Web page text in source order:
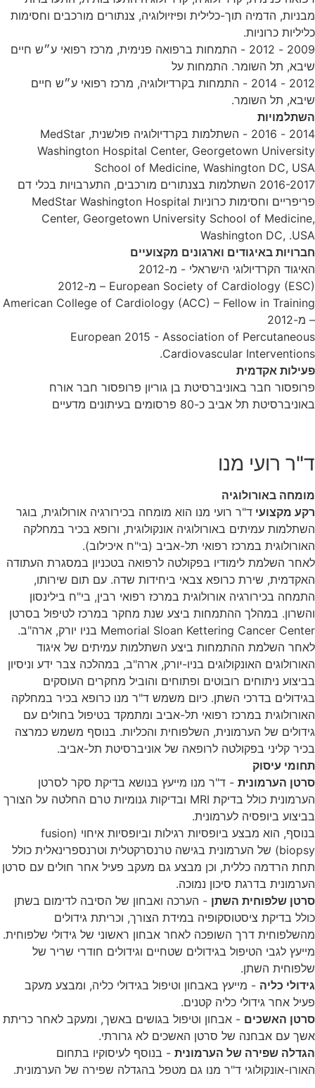
מבניות, הדמיה תוך-כלילית ופיזיולוגיה, צנתורים מורכבים וחסימות
כליליות כרוניות.
2009 - 2012 - התמחות ברפואה פנימית, מרכז רפואי ע״ש חיים
שיבא, תל השומר. התמחות על
2012 - 2014 - התמחות בקרדיולוגיה, מרכז רפואי ע״ש חיים
שיבא, תל השומר.
השתלמויות
2014 - 2016 - השתלמות בקרדיולוגיה פולשנית, MedStar
Washington Hospital Center, Georgetown University
School of Medicine, Washington DC, USA
2016-2017 השתלמות בצנתורים מורכבים, התערבויות בכלי דם
פריפריים וחסימות כרוניות MedStar Washington Hospital
Center, Georgetown University School of Medicine,
Washington DC, .USA
חברויות באיגודים וארגונים מקצועיים
האיגוד הקרדיולוגי הישראלי - מ-2012
European Society of Cardiology (ESC) – מ-2012
American College of Cardiology (ACC) – Fellow in Training
– מ-2012
European 2015 - Association of Percutaneous
Cardiovascular Interventions.
פעילות אקדמית
פרופסור חבר באוניברסיטת בן גוריון פרופסור חבר אורח
באוניברסיטת תל אביב כ-80 פרסומים בעיתונים מדעיים
ד"ר רועי מנו
מומחה באורולוגיה
רקע מקצועי ד"ר רועי מנו הוא מומחה בכירורגיה אורולוגית, בוגר
השתלמות עמיתים באורולוגיה אונקולוגית, ורופא בכיר במחלקה
האורולוגית במרכז רפואי תל-אביב (בי"ח איכילוב).
לאחר השלמת לימודיו בפקולטה לרפואה בטכניון במסגרת העתודה
האקדמית, שירת כרופא צבאי ביחידות שדה. עם תום שירותו,
התמחה בכירורגיה אורולוגית במרכז רפואי רבין, בי"ח בילינסון
והשרון. במהלך ההתמחות ביצע שנת מחקר במרכז לטיפול בסרטן
Memorial Sloan Kettering Cancer Center בניו יורק, ארה"ב.
לאחר השלמת ההתמחות ביצע השתלמות עמיתים של איגוד
האורולוגים האונקולוגים בניו-יורק, ארה"ב, במהלכה צבר ידע וניסיון
בביצוע ניתוחים רובוטים ופתוחים והוביל מחקרים העוסקים
בגידולים בדרכי השתן. כיום משמש ד"ר מנו כרופא בכיר במחלקה
האורולוגית במרכז רפואי תל-אביב ומתמקד בטיפול בחולים עם
גידולים של הערמונית, השלפוחית והכליות. בנוסף משמש כמרצה
בכיר קליני בפקולטה לרופאה של אוניברסיטת תל-אביב.
תחומי עיסוק
סרטן הערמונית - ד"ר מנו מייעץ בנושא בדיקת סקר לסרטן
הערמונית כולל בדיקת MRI ובדיקות גנומיות טרם החלטה על הצורך
בביצוע ביופסיה לערמונית.
בנוסף, הוא מבצע ביופסיות רגילות וביופסיות איחוי (fusion
biopsy) של הערמונית בגישה טרנסרקטלית וטרנספרינאלית כולל
תחת הרדמה כללית, וכן מבצע גם מעקב פעיל אחר חולים עם סרטן
הערמונית בדרגת סיכון נמוכה.
סרטן שלפוחית השתן - הערכה ואבחון של הסיבה לדימום בשתן
כולל בדיקת ציסטוסקופיה במידת הצורך, וכריתת גידולים
מהשלפוחית דרך השופכה לאחר אבחון ראשוני של גידולי שלפוחית.
מייעץ לגבי הטיפול בגידולים שטחיים וגידולים חודרי שריר של
שלפוחית השתן.
גידולי כליה - מייעץ באבחון וטיפול בגידולי כליה, ומבצע מעקב
פעיל אחר גידולי כליה קטנים.
סרטן האשכים - אבחון וטיפול בגושים באשך, ומעקב לאחר כריתת
אשך עם אבחנה של סרטן האשכים לא גרורתי.
הגדלה שפירה של הערמונית - בנוסף לעיסוקיו בתחום
האורו-אונקולוגי ד"ר מנו גם מטפל בהגדלה שפירה של הערמונית.